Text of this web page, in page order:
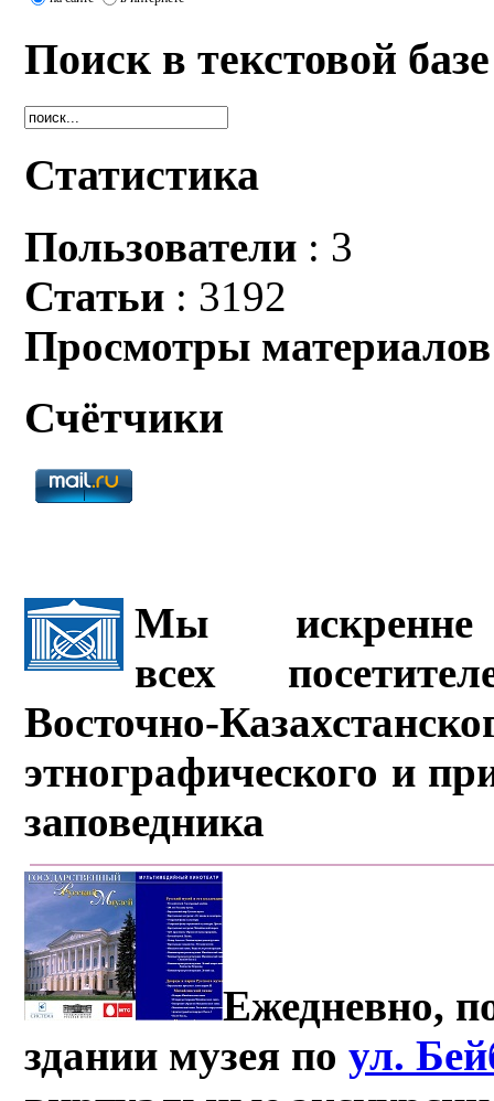
Поиск в текстовой базе
Статистика
Пользователи : 3
Статьи : 3192
Просмотры материалов
Счётчики
Мы искренне
всех
Восточно-
этнографического и
заповедника
Ежедневно,
здании музея поул.